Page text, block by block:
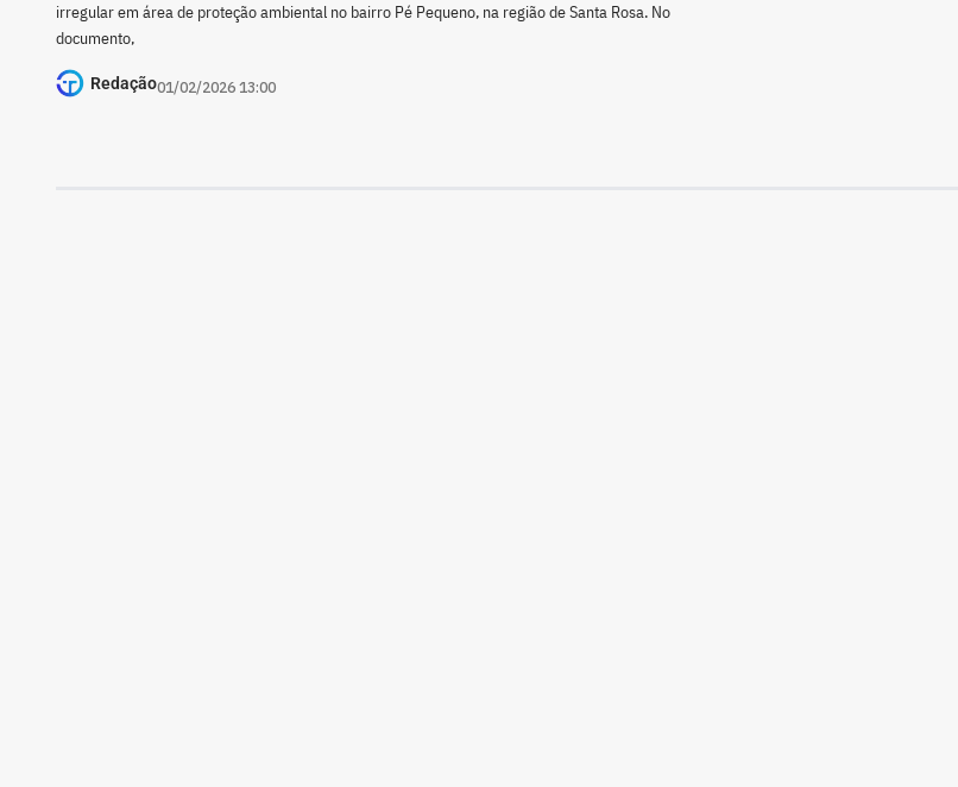
irregular em área de proteção ambiental no bairro Pé Pequeno, na região de Santa Rosa. No
documento,
Redação01/02/2026 13:00